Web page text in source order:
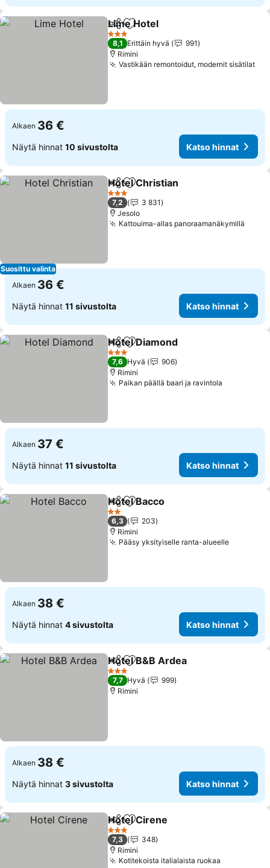
Jaa Lisää suosikkeihin
Lime Hotel
3 Tähtiluokitus
8,1 Erittäin hyvä
991
Rimini
Vastikään remontoidut, modernit sisätilat
Alkaen 36 €
Näytä hinnat 10 sivustolta Katso hinnat
Suosittu valinta
Jaa Lisää suosikkeihin
Hotel Christian
3 Tähtiluokitus
7,2
3 831
Jesolo
Kattouima-allas panoraamanäkymillä
Alkaen 36 €
Näytä hinnat 11 sivustolta Katso hinnat
Jaa Lisää suosikkeihin
Hotel Diamond
3 Tähtiluokitus
7,6 Hyvä
906
Rimini
Paikan päällä baari ja ravintola
Alkaen 37 €
Näytä hinnat 11 sivustolta Katso hinnat
Jaa Lisää suosikkeihin
Hotel Bacco
2 Tähtiluokitus
6,3
203
Rimini
Pääsy yksityiselle ranta-alueelle
Alkaen 38 €
Näytä hinnat 4 sivustolta Katso hinnat
Jaa Lisää suosikkeihin
Hotel B&B Ardea
3 Tähtiluokitus
7,7 Hyvä
999
Rimini
Alkaen 38 €
Näytä hinnat 3 sivustolta Katso hinnat
Jaa Lisää suosikkeihin
Hotel Cirene
3 Tähtiluokitus
7,3
348
Rimini
Kotitekoista italialaista ruokaa